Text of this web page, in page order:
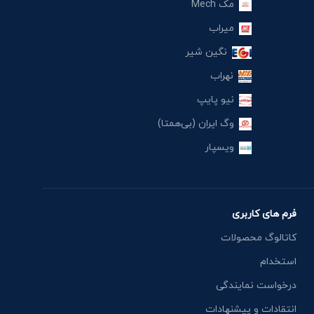
مک Mech
میراب
نگین شیر
نهراب
نیو پایپ
وگ ایران (بی‌همتا)
ویسپار
فرم های کاربری
کاتالوگ محصولات
استخدام
درخواست نمایندگی
انتقادات و پیشنهادات